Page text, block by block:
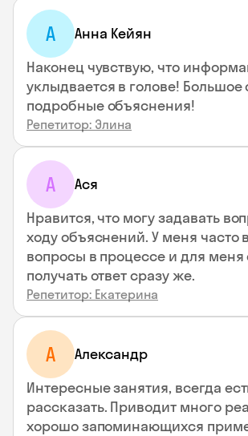
А Анна Кейян
Наконец чувствую, что
уклыдвается в голове! Большое
подробные объяснения!
Репетитор: Элина
А Ася
Нравится, что могу задавать
ходу объяснений. У меня часто
вопросы в процессе и для меня
получать ответ сразу же.
Репетитор: Екатерина
А Александр
Интересные занятия, всегда
рассказать. Приводит много
хорошо запоминающихся